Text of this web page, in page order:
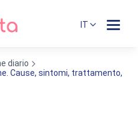
IT
diario
Cause, sintomi, trattamento,